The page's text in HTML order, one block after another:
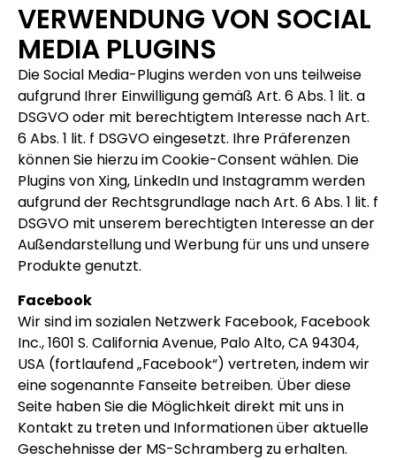
VERWENDUNG VON SOCIAL
MEDIA PLUGINS
Die Social Media-Plugins werden von uns teilweise
aufgrund Ihrer Einwilligung gemäß Art. 6 Abs. 1 lit. a
DSGVO oder mit berechtigtem Interesse nach Art.
6 Abs. 1 lit. f DSGVO eingesetzt. Ihre Präferenzen
können Sie hierzu im Cookie-Consent wählen. Die
Plugins von Xing, LinkedIn und Instagramm werden
aufgrund der Rechtsgrundlage nach Art. 6 Abs. 1 lit. f
DSGVO mit unserem berechtigten Interesse an der
Außendarstellung und Werbung für uns und unsere
Produkte genutzt.
Facebook
Wir sind im sozialen Netzwerk Facebook, Facebook
Inc., 1601 S. California Avenue, Palo Alto, CA 94304,
USA (fortlaufend „Facebook“) vertreten, indem wir
eine sogenannte Fanseite betreiben. Über diese
Seite haben Sie die Möglichkeit direkt mit uns in
Kontakt zu treten und Informationen über aktuelle
Geschehnisse der MS-Schramberg zu erhalten.